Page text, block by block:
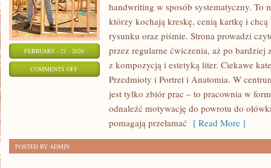
FEBRUARY - 21 - 2026
COMMENTS OFFON
LETTERING
handwriting w sposób systematyczny. To
którzy kochają kreskę, cenią kartkę i chcą
rysunku oraz piśmie. Strona prowadzi
przez regularne ćwiczenia, aż po bardziej
z kompozycją i estetyką liter. Ciekawe
Przedmioty i Portret i Anatomia. W
jest tylko zbiór prac – to pracownia w
odnaleźć motywację do powrotu do
pomagają przełamać [ Read More ]
POSTED BY ADMIN